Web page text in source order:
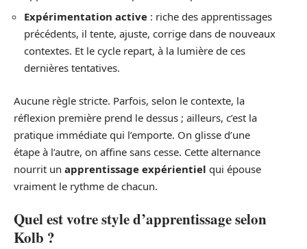
Expérimentation active : riche des apprentissages
précédents, il tente, ajuste, corrige dans de nouveaux
contextes. Et le cycle repart, à la lumière de ces
dernières tentatives.
Aucune règle stricte. Parfois, selon le contexte, la
réflexion première prend le dessus ; ailleurs, c’est la
pratique immédiate qui l’emporte. On glisse d’une
étape à l’autre, on affine sans cesse. Cette alternance
nourrit un apprentissage expérientiel qui épouse
vraiment le rythme de chacun.
Quel est votre style d’apprentissage selon
Kolb ?